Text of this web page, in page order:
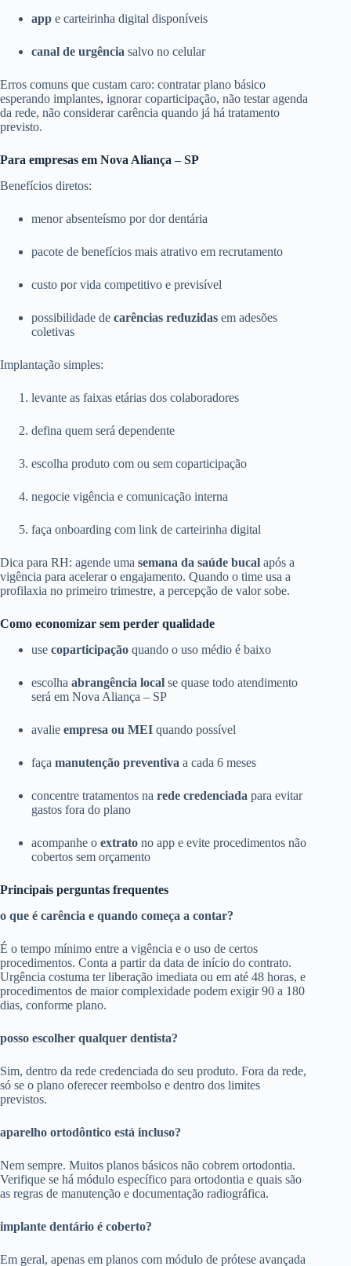
app e carteirinha digital disponíveis
canal de urgência salvo no celular
Erros comuns que custam caro: contratar plano básico
esperando implantes, ignorar coparticipação, não testar agenda
da rede, não considerar carência quando já há tratamento
previsto.
Para empresas em Nova Aliança – SP
Benefícios diretos:
menor absenteísmo por dor dentária
pacote de benefícios mais atrativo em recrutamento
custo por vida competitivo e previsível
possibilidade de carências reduzidas em adesões
coletivas
Implantação simples:
levante as faixas etárias dos colaboradores
defina quem será dependente
escolha produto com ou sem coparticipação
negocie vigência e comunicação interna
faça onboarding com link de carteirinha digital
Dica para RH: agende uma semana da saúde bucal após a
vigência para acelerar o engajamento. Quando o time usa a
profilaxia no primeiro trimestre, a percepção de valor sobe.
Como economizar sem perder qualidade
use coparticipação quando o uso médio é baixo
escolha abrangência local se quase todo atendimento
será em Nova Aliança – SP
avalie empresa ou MEI quando possível
faça manutenção preventiva a cada 6 meses
concentre tratamentos na rede credenciada para evitar
gastos fora do plano
acompanhe o extrato no app e evite procedimentos não
cobertos sem orçamento
Principais perguntas frequentes
o que é carência e quando começa a contar?
É o tempo mínimo entre a vigência e o uso de certos
procedimentos. Conta a partir da data de início do contrato.
Urgência costuma ter liberação imediata ou em até 48 horas, e
procedimentos de maior complexidade podem exigir 90 a 180
dias, conforme plano.
posso escolher qualquer dentista?
Sim, dentro da rede credenciada do seu produto. Fora da rede,
só se o plano oferecer reembolso e dentro dos limites
previstos.
aparelho ortodôntico está incluso?
Nem sempre. Muitos planos básicos não cobrem ortodontia.
Verifique se há módulo específico para ortodontia e quais são
as regras de manutenção e documentação radiográfica.
implante dentário é coberto?
Em geral, apenas em planos com módulo de prótese avançada